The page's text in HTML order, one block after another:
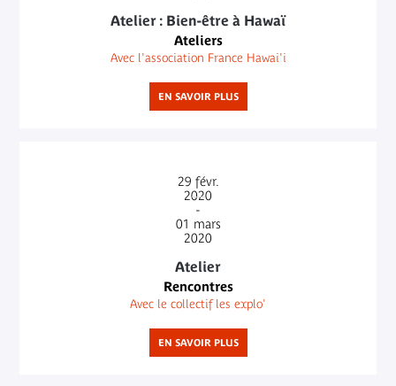
Atelier : Bien-être à Hawaï
Ateliers
Avec l'association France Hawai'i
EN SAVOIR PLUS
29 févr.
2020
-
01 mars
2020
Atelier
Rencontres
Avec le collectif les explo'
EN SAVOIR PLUS